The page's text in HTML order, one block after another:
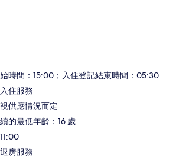
時間：15:00；入住登記結束時間：05:30
住服務
供應情況而定
的最低年齡：16 歲
房服務